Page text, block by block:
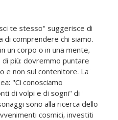
te stesso" suggerisce di
comprendere chi siamo.
un corpo o in una mente,
più: dovremmo puntare
e non sul contenitore. La
"Ci conosciamo
di volpi e di sogni" di
sono alla ricerca dello
cosmici, investiti